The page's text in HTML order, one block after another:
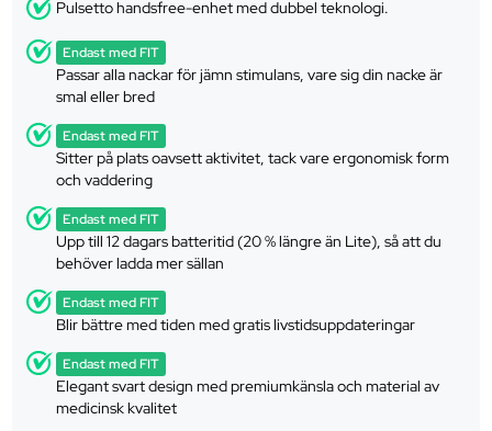
Pulsetto handsfree-enhet med dubbel teknologi.
Endast med FIT
Passar alla nackar för jämn stimulans, vare sig din nacke är
smal eller bred
Endast med FIT
Sitter på plats oavsett aktivitet, tack vare ergonomisk form
och vaddering
Endast med FIT
Upp till 12 dagars batteritid (20 % längre än Lite), så att du
behöver ladda mer sällan
Endast med FIT
Blir bättre med tiden med gratis livstidsuppdateringar
Endast med FIT
Elegant svart design med premiumkänsla och material av
medicinsk kvalitet